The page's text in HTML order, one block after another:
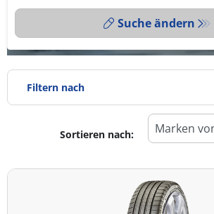
Suche ändern
Filtern nach
Reifentyp
Alle Arten (4)
Sortieren nach: